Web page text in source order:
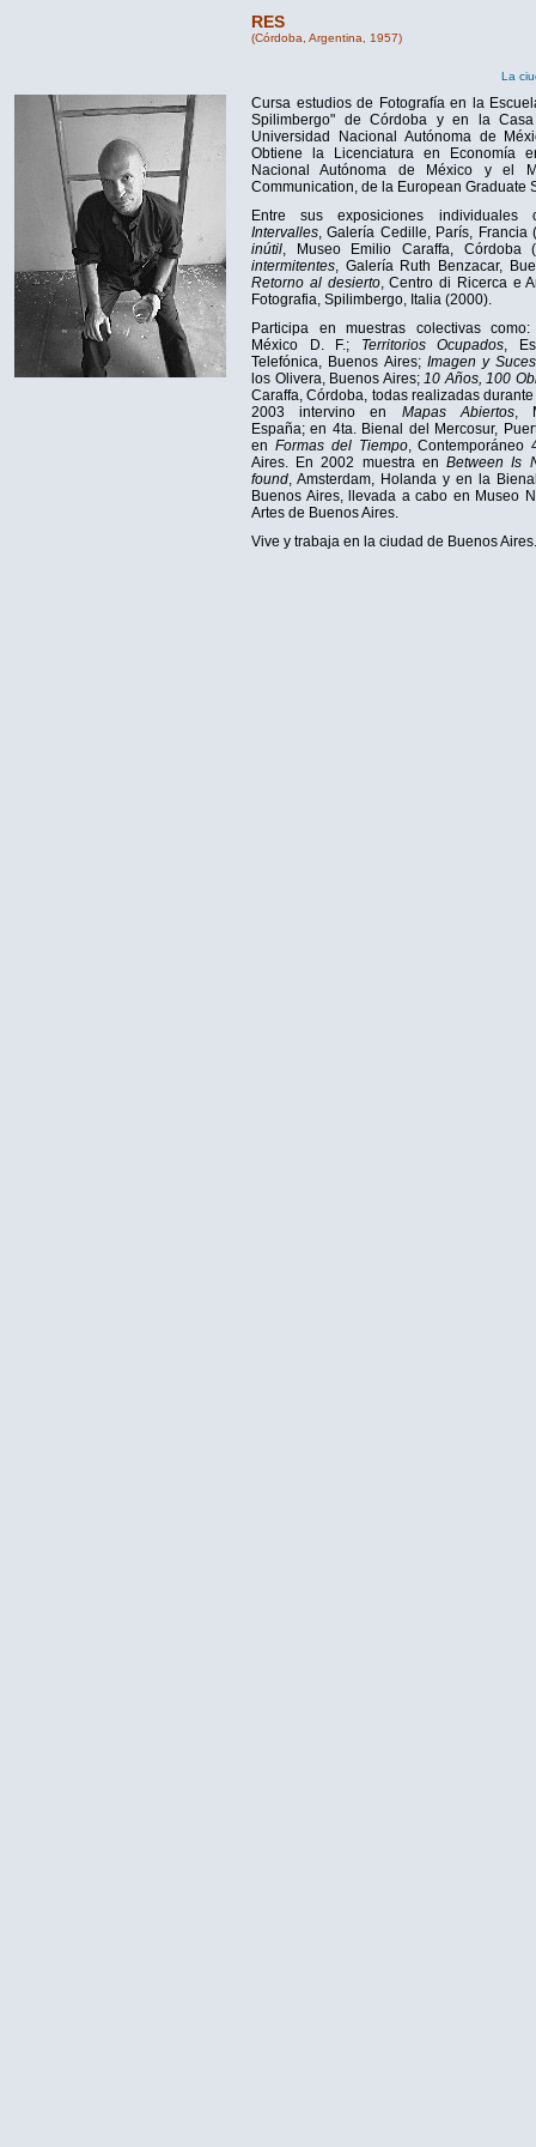
RES
(Córdoba, Argentina, 1957)
La
Cursa estudios de Fotografía en la
Spilimbergo" de Córdoba y en la
Universidad Nacional Autónoma de
Obtiene la Licenciatura en Economía
Nacional Autónoma de México y el
Communication, de la European Graduate
Entre sus exposiciones individuales
Intervalles, Galería Cedille, París, Francia
inútil, Museo Emilio Caraffa, Córdoba
intermitentes, Galería Ruth Benzacar,
Retorno al desierto, Centro di Ricerca e
Fotografia, Spilimbergo, Italia (2000).
Participa en muestras colectivas
México D. F.;
Territorios Ocupados,
Telefónica, Buenos Aires; Imagen y
los Olivera, Buenos Aires;10 Años, 100
Caraffa, Córdoba, todas realizadas
2003 intervino en Mapas Abiertos,
España; en 4ta. Bienal del Mercosur,
en Formas del Tiempo, Contemporáneo
Aires. En 2002 muestra enBetween Is
found, Amsterdam, Holanda y en la
Buenos Aires, llevada a cabo en Museo
Artes de Buenos Aires.
Vive y trabaja en la ciudad de Buenos Aires.